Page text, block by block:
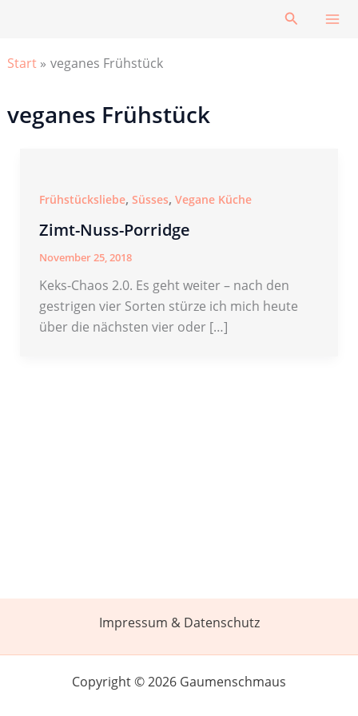
Suchen
Start veganes Frühstück
veganes Frühstück
Frühstücksliebe, Süsses, Vegane Küche
Zimt-Nuss-Porridge
November 25, 2018
Keks-Chaos 2.0. Es geht weiter – nach den
gestrigen vier Sorten stürze ich mich heute
über die nächsten vier oder […]
Impressum & Datenschutz
Copyright © 2026 Gaumenschmaus